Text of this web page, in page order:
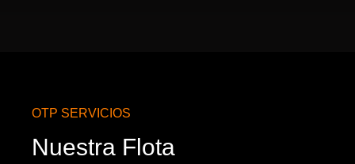
OTP SERVICIOS
Nuestra Flota